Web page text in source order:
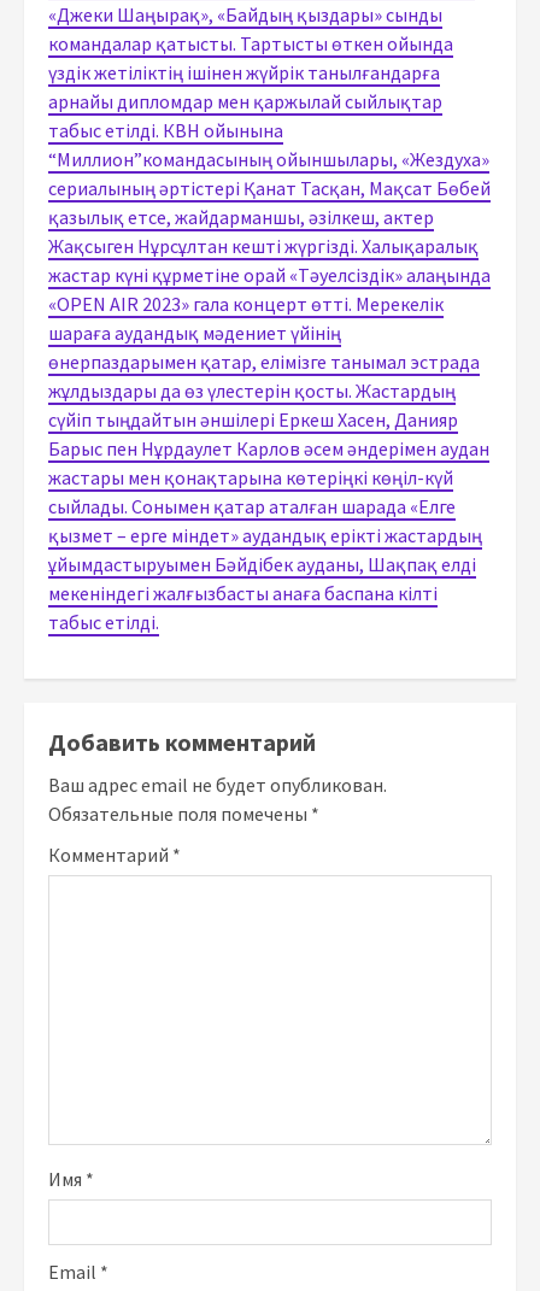
«Джеки Шаңырақ», «Байдың қыздары» сынды
командалар қатысты. Тартысты өткен ойында
үздік жетіліктің ішінен жүйрік танылғандарға
арнайы дипломдар мен қаржылай сыйлықтар
табыс етілді. КВН ойынына
“Миллион”командасының ойыншылары, «Жездуха»
сериалының әртістері Қанат Тасқан, Мақсат Бөбей
қазылық етсе, жайдарманшы, әзілкеш, актер
Жақсыген Нұрсұлтан кешті жүргізді. Халықаралық
жастар күні құрметіне орай «Тәуелсіздік» алаңында
«OPEN AIR 2023» гала концерт өтті. Мерекелік
шараға аудандық мәдениет үйінің
өнерпаздарымен қатар, елімізге танымал эстрада
жұлдыздары да өз үлестерін қосты. Жастардың
сүйіп тыңдайтын әншілері Еркеш Хасен, Данияр
Барыс пен Нұрдаулет Карлов әсем әндерімен аудан
жастары мен қонақтарына көтеріңкі көңіл-күй
сыйлады. Сонымен қатар аталған шарада «Елге
қызмет – ерге міндет» аудандық ерікті жастардың
ұйымдастыруымен Бәйдібек ауданы, Шақпақ елді
мекеніндегі жалғызбасты анаға баспана кілті
табыс етілді.
Добавить комментарий
Ваш адрес email не будет опубликован.
Обязательные поля помечены *
Комментарий *
Имя *
Email *